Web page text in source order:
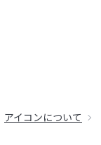
アイコンについて